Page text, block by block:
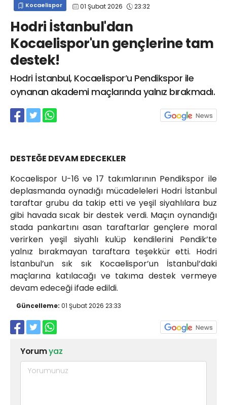
Kocaelispor 01 Şubat 2026 23:32
Hodri İstanbul'dan
Kocaelispor'un gençlerine tam
destek!
Hodri İstanbul, Kocaelispor’u Pendikspor ile
oynanan akademi maçlarında yalnız bırakmadı.
DESTEĞE DEVAM EDECEKLER
Kocaelispor U-16 ve 17 takımlarının Pendikspor ile
deplasmanda oynadığı mücadeleleri Hodri İstanbul
taraftar grubu da takip etti ve yeşil siyahlılara buz
gibi havada sıcak bir destek verdi. Maçın oynandığı
stada pankartını asan taraftarlar gençlere moral
verirken yeşil siyahlı kulüp kendilerini Pendik’te
yalnız bırakmayan taraftara teşekkür etti. Hodri
İstanbul’un sık sık Kocaelispor’un İstanbul’daki
maçlarına katılacağı ve takıma destek vermeye
devam edeceği ifade edildi.
Güncelleme: 01 Şubat 2026 23:33
Yorumyaz
info@spor41.com